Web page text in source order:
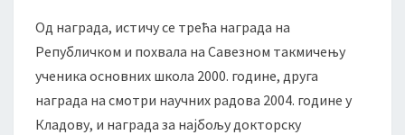
р
а
с
а
Од награда, истичу се трећа награда на
Републичком и похвала на Савезном такмичењу
ученика основних школа 2000. године, друга
награда на смотри научних радова 2004. године у
Кладову, и награда за најбољу докторску